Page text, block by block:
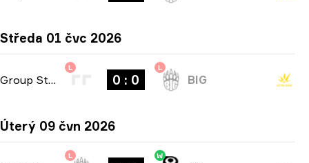
Středa 01 čvc 2026
Group Stage
L
0 : 0
L
BIG
Úterý 09 čvn 2026
L W